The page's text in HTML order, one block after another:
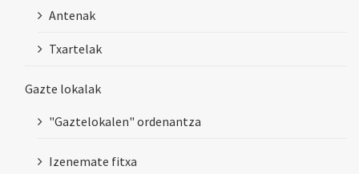
Antenak
Txartelak
Gazte lokalak
"Gaztelokalen" ordenantza
Izenemate fitxa